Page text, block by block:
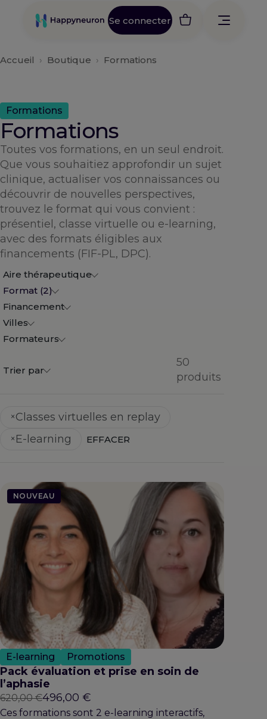
Se connecter
Accueil › Boutique › Formations
Formations
Formations
Toutes vos formations, en un seul endroit.
Que vous souhaitiez approfondir un sujet
clinique, actualiser vos connaissances ou
découvrir de nouvelles perspectives,
trouvez le format qui vous convient :
présentiel, classe virtuelle ou e-learning,
avec des formats éligibles aux
financements (FIF-PL, DPC).
Aire thérapeutique
Format (2)
Financement
Villes
Formateurs
Trier par
50
produits
×Classes virtuelles en replay
× E-learning EFFACER
NOUVEAU
E-learning Promotions
Pack évaluation et prise en soin de
l’aphasie
620,00€Le
prix
496,00 €
prix
Ces formations sont 2 e-learning interactifs,